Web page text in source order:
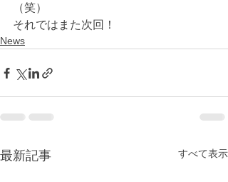
（笑）
それではまた次回！
News
最新記事 すべて表示